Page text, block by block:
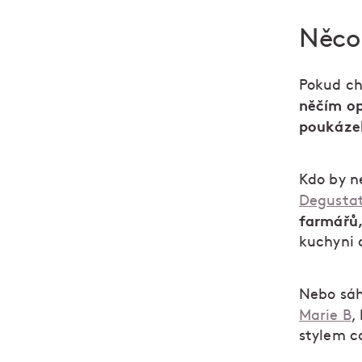
Pokud
něčím
Kdo by
kuchyni
Nebo
Marie B,
stylem